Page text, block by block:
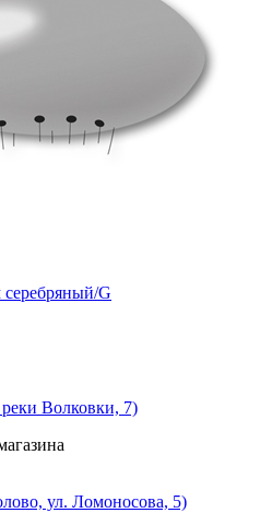
G
Волковки, 7)
ул. Ломоносова, 5)